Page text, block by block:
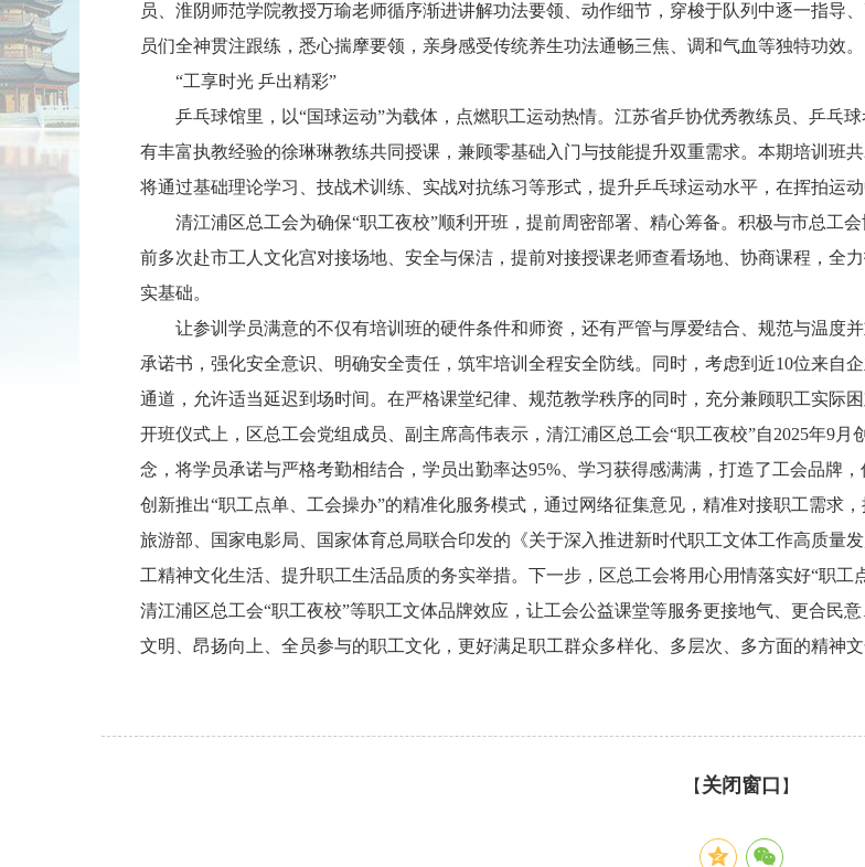
员、淮阴师范学院教授万瑜老师循序渐进讲解功法要领、动作细节，穿梭于队列中逐一指导
员们全神贯注跟练，悉心揣摩要领，亲身感受传统养生功法通畅三焦、调和气血等独特功效。
“工享时光 乒出精彩”
乒乓球馆里，以“国球运动”为载体，点燃职工运动热情。江苏省乒协优秀教练员、乒乓
有丰富执教经验的徐琳琳教练共同授课，兼顾零基础入门与技能提升双重需求。本期培训班
将通过基础理论学习、技战术训练、实战对抗练习等形式，提升乒乓球运动水平，在挥拍运
清江浦区总工会为确保“职工夜校”顺利开班，提前周密部署、精心筹备。积极与市总工
前多次赴市工人文化宫对接场地、安全与保洁，提前对接授课老师查看场地、协商课程，全
实基础。
让参训学员满意的不仅有培训班的硬件条件和师资，还有严管与厚爱结合、规范与温度
承诺书，强化安全意识、明确安全责任，筑牢培训全程安全防线。同时，考虑到近10位来自
通道，允许适当延迟到场时间。在严格课堂纪律、规范教学秩序的同时，充分兼顾职工实际
开班仪式上，区总工会党组成员、副主席高伟表示，清江浦区总工会“职工夜校”自2025年9
念，将学员承诺与严格考勤相结合，学员出勤率达95%、学习获得感满满，打造了工会品牌
创新推出“职工点单、工会操办”的精准化服务模式，通过网络征集意见，精准对接职工需求
旅游部、国家电影局、国家体育总局联合印发的《关于深入推进新时代职工文体工作高质量
工精神文化生活、提升职工生活品质的务实举措。下一步，区总工会将用心用情落实好“职
清江浦区总工会“职工夜校”等职工文体品牌效应，让工会公益课堂等服务更接地气、更合民
文明、昂扬向上、全员参与的职工文化，更好满足职工群众多样化、多层次、多方面的精神文
【 关闭窗口 】